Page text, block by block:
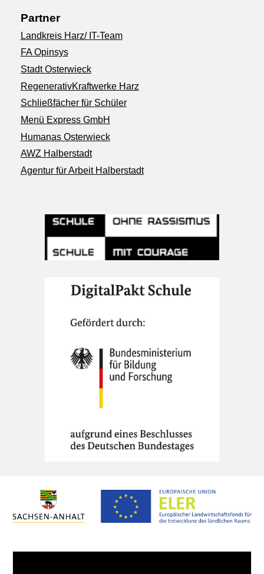
Partner
Landkreis Harz/ IT-Team
FA Opinsys
Stadt Osterwieck
RegenerativKraftwerke Harz
Schließfächer für Schüler
Menü Express GmbH
Humanas Osterwieck
AWZ Halberstadt
Agentur für Arbeit Halberstadt